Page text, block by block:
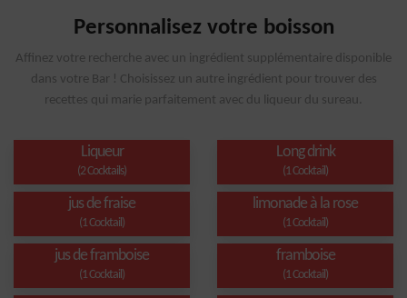
Personnalisez votre boisson
Affinez votre recherche avec un ingrédient supplémentaire disponible
dans votre Bar ! Choisissez un autre ingrédient pour trouver des
recettes qui marie parfaitement avec du liqueur du sureau.
Liqueur
(2 Cocktails)
Long drink
(1 Cocktail)
jus de fraise
(1 Cocktail)
limonade à la rose
(1 Cocktail)
jus de framboise
(1 Cocktail)
framboise
(1 Cocktail)